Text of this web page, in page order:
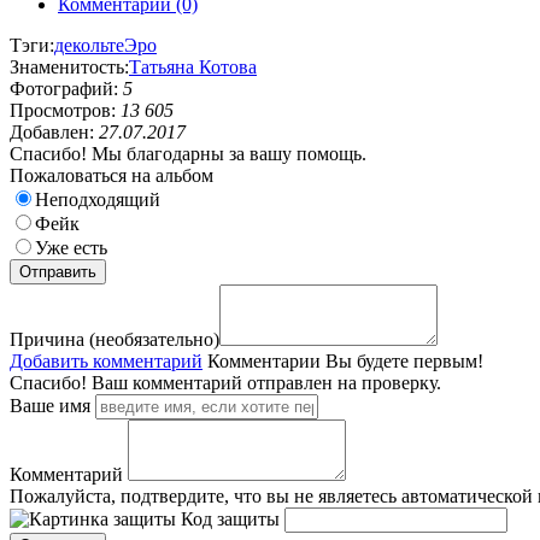
Тэги:декольтеЭро
Знаменитость:Татьяна Котова
Фотографий: 5
Просмотров: 13 605
Добавлен: 27.07.2017
Спасибо! Мы благодарны за вашу помощь.
Пожаловаться на альбом
Неподходящий
Фейк
Уже есть
Причина (необязательно)
Добавить комментарий Комментарии Вы будете первым!
Спасибо! Ваш комментарий отправлен на проверку.
Ваше имя
Комментарий
Пожалуйста, подтвердите, что вы не являетесь
Код защиты